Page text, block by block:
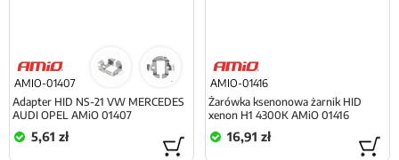
AMIO-01407
Adapter HID NS-21 VW MERCEDES
AUDI OPEL AMiO 01407
5,61 zł
AMIO-01416
Żarówka ksenonowa żarnik HID
xenon H1 4300K AMiO 01416
16,91 zł